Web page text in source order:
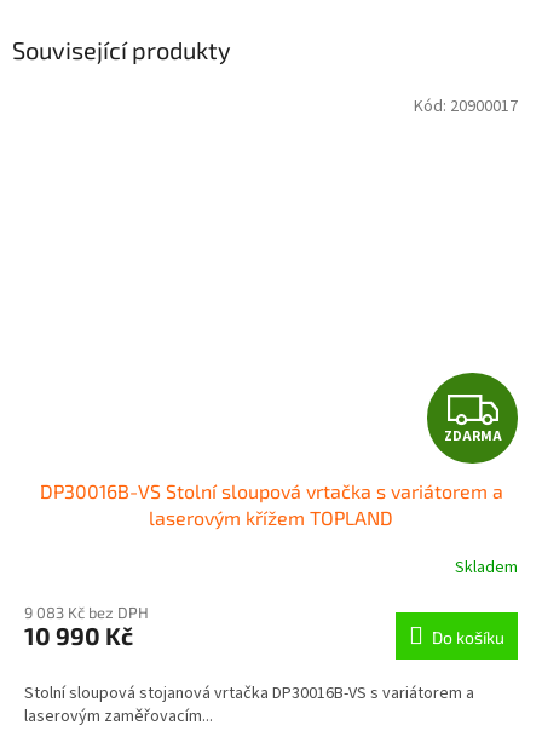
Související produkty
Z
D
A
R
M
A
ZDARMA
DP30016B-VS Stolní sloupová vrtačka s variátorem a
laserovým křížem TOPLAND
Skladem
9 083 Kč bez DPH
10 990 Kč Do košíku
Stolní sloupová stojanová vrtačka DP30016B-VS s variátorem a
laserovým zaměřovacím...
Kód: 20900017